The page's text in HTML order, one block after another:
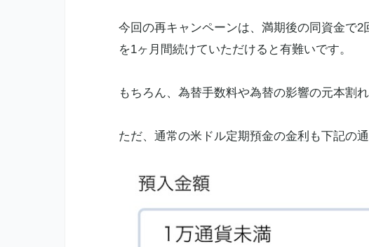
今回の再キャンペーンは、満期後の同資金で
を1ヶ月間続けていただけると有難いです。
もちろん、為替手数料や為替の影響の元本割
ただ、通常の米ドル定期預金の金利 も下記の